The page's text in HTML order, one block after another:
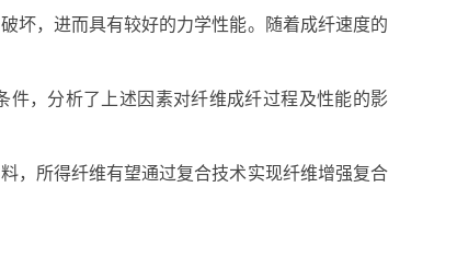
坏，进而具有较好的力学性能。随着成纤速度的
件，分析了上述因素对纤维成纤过程及性能的影
，所得纤维有望通过复合技术实现纤维增强复合